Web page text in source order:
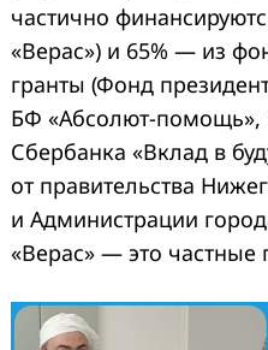
частично
«Верас») и 65% — из
гранты (Фонд
БФ «Абсолют-
Сбербанка «Вклад в
от правительства
и Администрации
«Верас» — это частные